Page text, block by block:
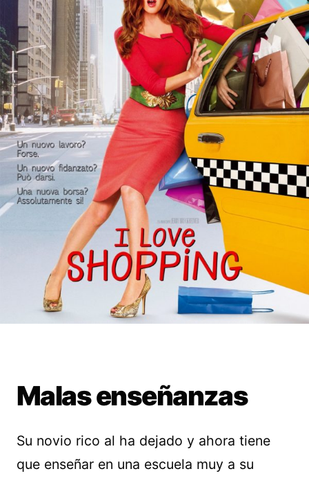
Malas enseñanzas
Su novio rico al ha dejado y ahora tiene
que enseñar en una escuela muy a su